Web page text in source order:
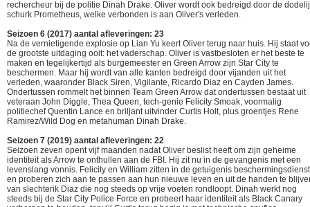
rechercheur bij de politie Dinah Drake. Oliver wordt ook bedreigd door de
schurk Prometheus, welke verbonden is aan Oliver's verleden.
Seizoen 6 (2017) aantal afleveringen: 23
Na de vernietigende explosie op Lian Yu keert Oliver terug naar huis. Hij staat
de grootste uitdaging ooit: het vaderschap. Oliver is vastbesloten er het beste te
maken en tegelijkertijd als burgemeester en Green Arrow zijn Star City te
beschermen. Maar hij wordt van alle kanten bedreigd door vijanden uit het
verleden, waaronder Black Siren, Vigilante, Ricardo Diaz en Cayden James.
Ondertussen rommelt het binnen Team Green Arrow dat ondertussen bestaat uit
veteraan John Diggle, Thea Queen, tech-genie Felicity Smoak, voormalig
politiechef Quentin Lance en briljant uitvinder Curtis Holt, plus groentjes Rene
Ramirez/Wild Dog en metahuman Dinah Drake.
Seizoen 7 (2019) aantal afleveringen: 22
Seizoen zeven opent vijf maanden nadat Oliver beslist heeft om zijn geheime
identiteit als Arrow te onthullen aan de FBI. Hij zit nu in de gevangenis met een
levenslang vonnis. Felicity en William zitten in de getuigenis beschermingsdienst
en proberen zich aan te passen aan hun nieuwe leven en uit de handen te
van slechterik Diaz die nog steeds op vrije voeten rondloopt. Dinah werkt nog
steeds bij de Star City Police Force en probeert haar identiteit als Black Canary